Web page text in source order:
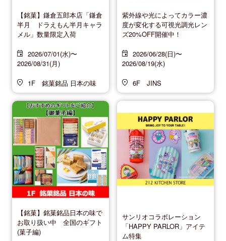
【銘菓】鎌倉五郎本店「鎌倉
半月 ドラえもん半月キャラ
メル」数量限定入荷
2026/07/01(水)〜
2026/08/31(月)
1F 銘菓銘品 日本の味
紫外線や光によってカラー濃
度が変化する可視光調光レン
ズ20%OFF開催中！
2026/06/28(日)〜
2026/08/19(水)
6F JINS
【銘菓】銘菓銘品日本の味で
お取り扱い中 全国のギフト
(菓子編)
サンリオコラボレーション
「HAPPY PARLOR」アイテ
ム特集